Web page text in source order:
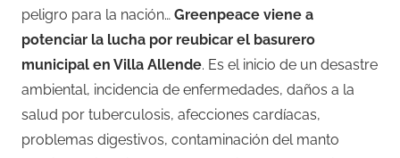
peligro para la nación… Greenpeace viene a
potenciar la lucha por reubicar el basurero
municipal en Villa Allende. Es el inicio de un desastre
ambiental, incidencia de enfermedades, daños a la
salud por tuberculosis, afecciones cardíacas,
problemas digestivos, contaminación del manto